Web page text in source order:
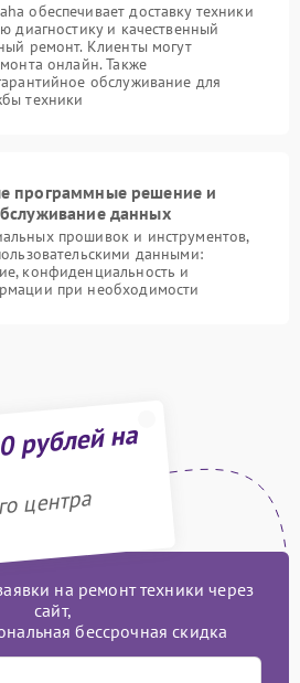
обеспечивает доставку техники
диагностику и качественный
ремонт. Клиенты могут
онлайн. Также
обслуживание для
техники
программные решение и
данных
прошивок и инструментов,
данными:
конфиденциальность и
при необходимости
рублей на
центра
на ремонт техники через
сайт,
бессрочная скидка